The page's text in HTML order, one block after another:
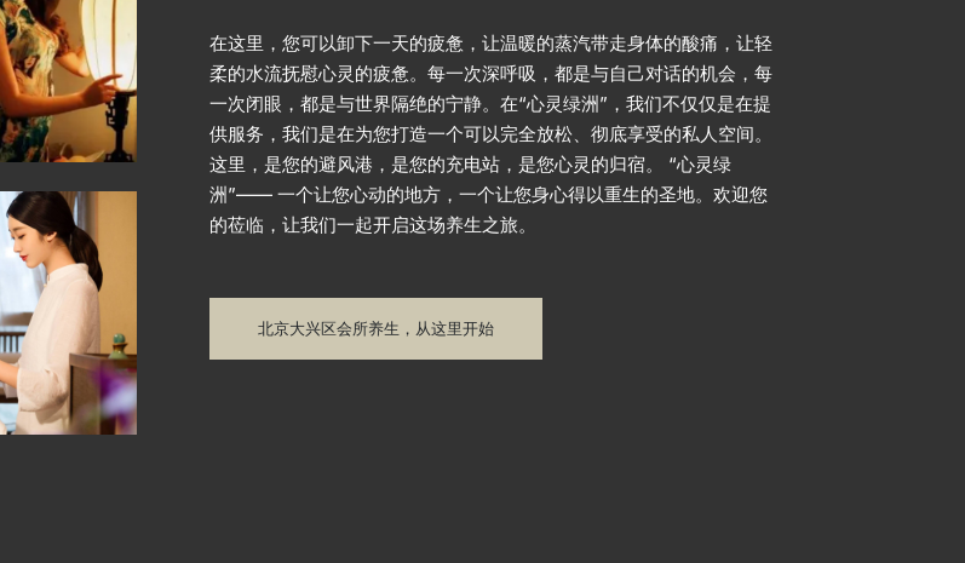
在这里，您可以卸下一天的疲惫，让温暖的蒸汽带走身体的酸痛，让轻
柔的水流抚慰心灵的疲惫。每一次深呼吸，都是与自己对话的机会，每
一次闭眼，都是与世界隔绝的宁静。在“心灵绿洲”，我们不仅仅是在提
供服务，我们是在为您打造一个可以完全放松、彻底享受的私人空间。
这里，是您的避风港，是您的充电站，是您心灵的归宿。 “心灵绿
洲”—— 一个让您心动的地方，一个让您身心得以重生的圣地。欢迎您
的莅临，让我们一起开启这场养生之旅。
北京大兴区会所养生，从这里开始